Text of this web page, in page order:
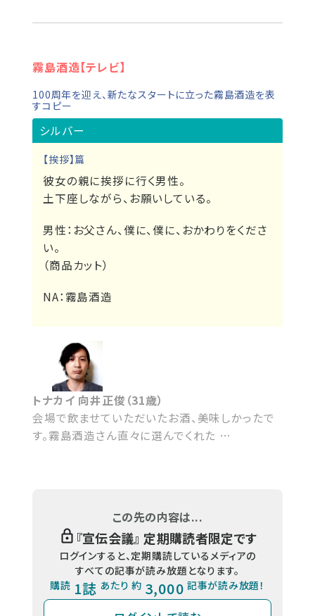
霧島酒造【テレビ】
100周年を迎え、新たなスタートに立った霧島酒造を表
すコピー
シルバー
【挨拶】篇
彼女の親に挨拶に行く男性。
土下座しながら、お願いしている。
男性： お父さん、僕に、僕に、おかわりをくださ
い。
（商品カット）
NA： 霧島酒造
トナカイ 向井正俊（31歳）
会場で飲ませていただいたお酒、美味しかったで
す。霧島酒造さん直々に選んでくれた …
この先の内容は...
『宣伝会議』 定期購読者限定です
ログインすると、定期購読しているメディアの
すべての記事が読み放題となります。
購読 1誌 あたり 約 3,000 記事が読み放題！